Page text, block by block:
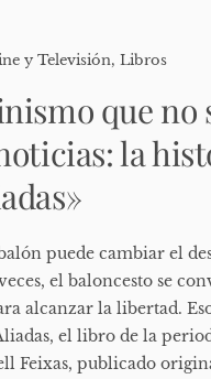
y Televisión, Libros
que no
la
puede cambiar el
el baloncesto se
alcanzar la libertad.
el libro de la
Feixas, publicado